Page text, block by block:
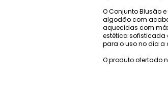
O Conjunto Blusão
algodão com
aquecidas com
estética sofisticada
para o uso no dia
O produto ofertado